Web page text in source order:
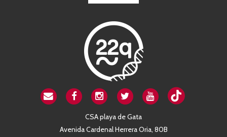
CSA playa de Gata
Avenida Cardenal Herrera Oria, 80B